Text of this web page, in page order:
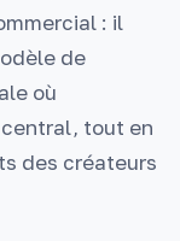
: il
de
où
tout en
des créateurs